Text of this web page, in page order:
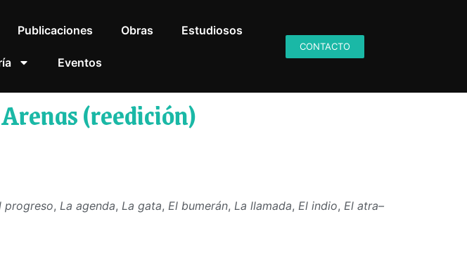
Publicaciones Obras Estudiosos
Eventos
CONTACTO
(reedición)
progreso, La agenda, La gata, El bumerán, La llamada, El indio, El atra–